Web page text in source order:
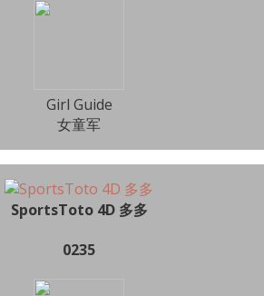
Girl Guide
女童军
SportsToto 4D 多多
0235